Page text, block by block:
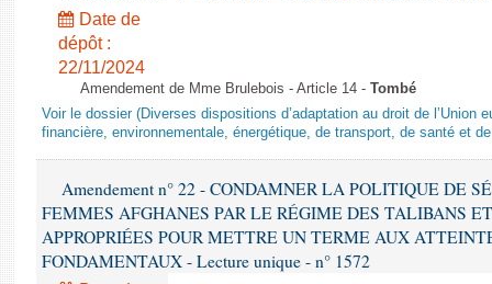
Date de
dépôt :
22/11/2024
Amendement de Mme Brulebois - Article 14 - Tombé
Voir le dossier (Diverses dispositions d’adaptation au droit de l’Union
financière, environnementale, énergétique, de transport, de santé et
Amendement n° 22 - CONDAMNER LA POLITIQUE DE
FEMMES AFGHANES PAR LE RÉGIME DES TALIBANS
APPROPRIÉES POUR METTRE UN TERME AUX
FONDAMENTAUX - Lecture unique - n° 1572